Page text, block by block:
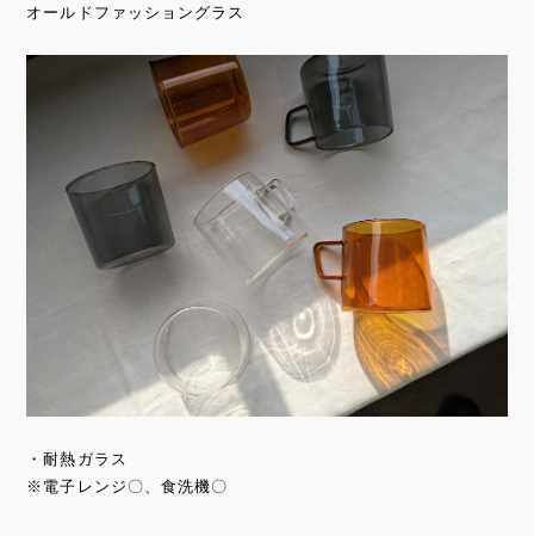
オールドファッショングラス
・耐熱ガラス
※電子レンジ〇、食洗機〇